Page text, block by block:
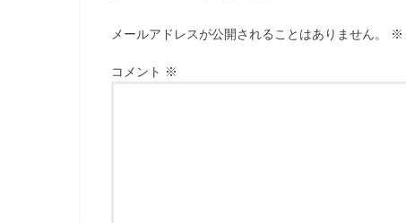
メールアドレスが公開されることはありません。 ※
コメント ※